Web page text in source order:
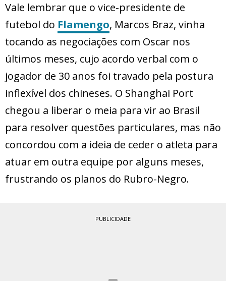
Vale lembrar que o vice-presidente de
futebol do Flamengo, Marcos Braz, vinha
tocando as negociações com Oscar nos
últimos meses, cujo acordo verbal com o
jogador de 30 anos foi travado pela postura
inflexível dos chineses. O Shanghai Port
chegou a liberar o meia para vir ao Brasil
para resolver questões particulares, mas não
concordou com a ideia de ceder o atleta para
atuar em outra equipe por alguns meses,
frustrando os planos do Rubro-Negro.
PUBLICIDADE